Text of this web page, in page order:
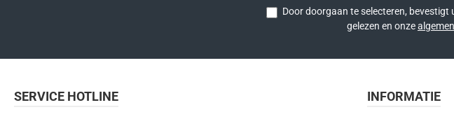
Door doorgaan te selecteren, bevestigt
gelezen en onze
SERVICE HOTLINE INFORMATIE